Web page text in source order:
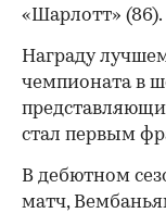
00:00
«Шарлотт» (86).
Награду
чемпионата в
стал первым
В дебютном
матч,